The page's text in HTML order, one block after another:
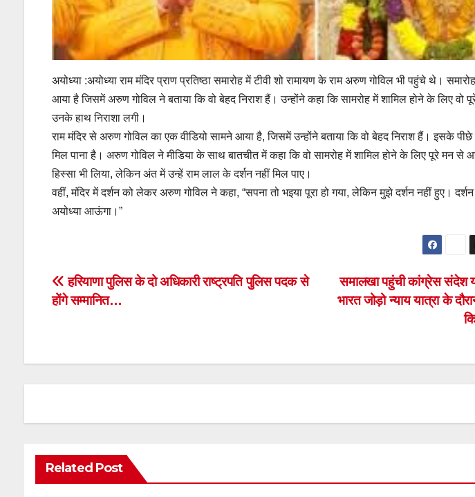
अयोध्या :अयोध्या राम मंदिर प्राण प्रतिष्ठा समारोह में टीवी शो रामायण के राम अरुण गोविल भी पहुंचे थे।
आया है जिसमें अरुण गोविल ने बताया कि वो बेहद निराश हैं। उन्होंने कहा कि सामरोह में शामिल होने के लिए
उनके हाथ निराशा लगी।
राम मंदिर से अरुण गोविल का एक वीडियो सामने आया है, जिसमें उन्होंने बताया कि वो बेहद निराश हैं। इसके
मिल पाना है। अरुण गोविल ने मीडिया के साथ बातचीत में कहा कि वो सामरोह में शामिल होने के लिए पूरे मन से
हिस्सा भी लिया, लेकिन अंत में उन्हें राम लाल के दर्शन नहीं मिल पाए।
वहीं, मंदिर में दर्शन को लेकर अरुण गोविल ने कहा, “सपना तो भइया पूरा हो गया, लेकिन मुझे दर्शन नहीं हुए।
अयोध्या आऊंगा।”
Post
navigation
समालखा पहुंची कांग्रेस संदेश
भारत जोड़ो न्याय यात्रा के
हरियाणा पुलिस के दो अधिकारी राष्ट्रपति पुलिस पदक से
होंगे सम्मानित…
Related Post